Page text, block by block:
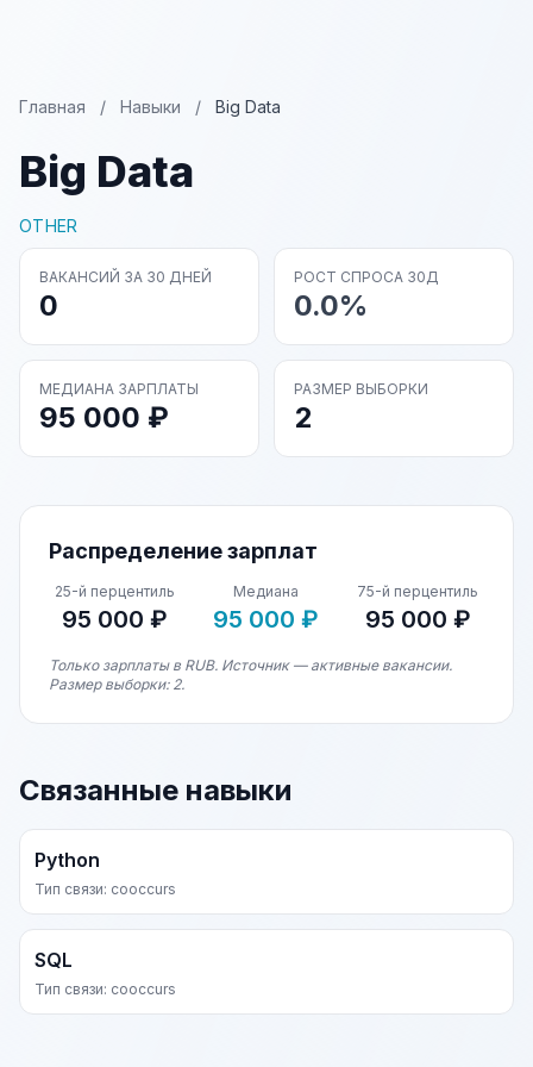
Главная / Навыки / Big Data
Big Data
OTHER
ВАКАНСИЙ ЗА 30 ДНЕЙ
0
РОСТ СПРОСА 30Д
0.0%
МЕДИАНА ЗАРПЛАТЫ
95 000 ₽
РАЗМЕР ВЫБОРКИ
2
Распределение зарплат
25-й перцентиль
95 000 ₽
Медиана
95 000 ₽
75-й перцентиль
95 000 ₽
Только зарплаты в RUB. Источник — активные вакансии.
Размер выборки: 2.
Связанные навыки
Python
Тип связи: cooccurs
SQL
Тип связи: cooccurs